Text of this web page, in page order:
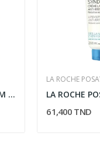
PHYTEAL VITAMINE C SERUM VISAGE 30 ML
LA ROCHE
61,400 TND